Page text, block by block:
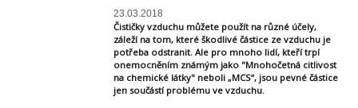
23.03.2018
Čističky vzduchu můžete použít na různé účely,
záleží na tom, které škodlivé částice ze vzduchu je
potřeba odstranit. Ale pro mnoho lidí, kteří trpí
onemocněním známým jako "Mnohočetná citlivost
na chemické látky" neboli „MCS“, jsou pevné částice
jen součástí problému ve vzduchu.